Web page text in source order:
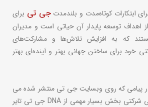
ابتکارات کوتاه‌مدت و بلندمدتجی تی برای
اهداف توسعه پایدار آن حیاتی است و مدیران
که به افزایش تلاش‌ها و مشارکت‌های
خود برای ساختن جهانی بهتر و آینده‌ای بهتر
پیامی که روی وبسایت جی تی منتشر شده می
گوید مسئولیت اجتماعی شرکتی بخش بسیار مهمی از DNA جی تی تایر